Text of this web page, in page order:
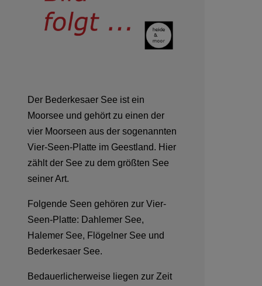
Der Bederkesaer See ist ein
Moorsee und gehört zu einen der
vier Moorseen aus der sogenannten
Vier-Seen-Platte im Geestland. Hier
zählt der See zu dem größten See
seiner Art.
Folgende Seen gehören zur Vier-
Seen-Platte: Dahlemer See,
Halemer See, Flögelner See und
Bederkesaer See.
Bedauerlicherweise liegen zur Zeit